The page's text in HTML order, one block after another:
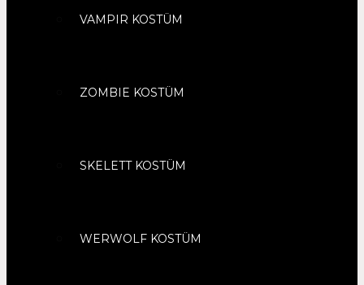
VAMPIR KOSTÜM
ZOMBIE KOSTÜM
SKELETT KOSTÜM
WERWOLF KOSTÜM